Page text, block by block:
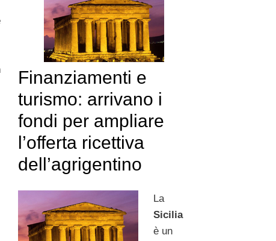
Finanziamenti e
turismo: arrivano i
fondi per ampliare
l’offerta ricettiva
dell’agrigentino
La
Sicilia
è un